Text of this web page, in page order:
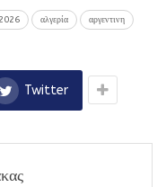
αλγερία αργεντινη
Twitter